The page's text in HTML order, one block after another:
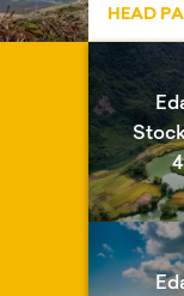
HEAD